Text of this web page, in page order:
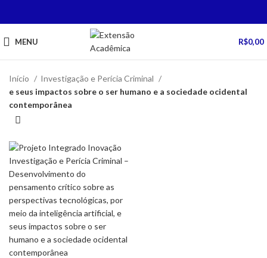
MENU R$0,00
Início
Investigação e Perícia Criminal
e seus impactos sobre o ser humano e a sociedade ocidental
contemporânea